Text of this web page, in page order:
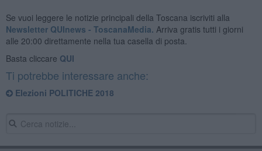
Se vuoi leggere le notizie principali della Toscana iscriviti alla
Newsletter QUInews - ToscanaMedia. Arriva gratis tutti i giorni
alle 20:00 direttamente nella tua casella di posta.
Basta cliccare QUI
Ti potrebbe interessare anche:
Elezioni POLITICHE 2018